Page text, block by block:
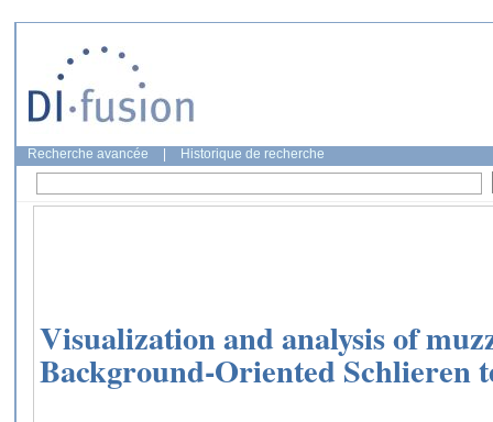
Recherche avancée Historique de recherche
Visualization and analysis of
Background-Oriented Schlieren